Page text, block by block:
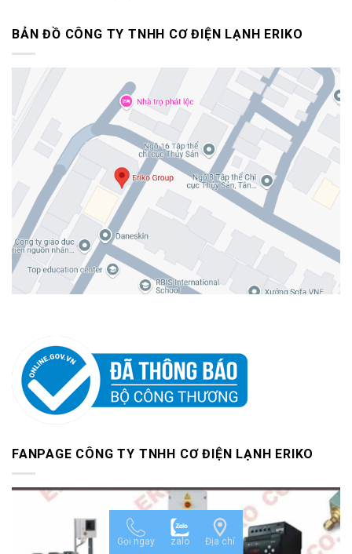
BẢN ĐỒ CÔNG TY TNHH CƠ ĐIỆN LẠNH ERIKO
FANPAGE CÔNG TY TNHH CƠ ĐIỆN LẠNH ERIKO
Gọi ngay zalo Địa chỉ